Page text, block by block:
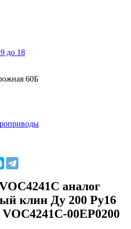
до 18
60Б
аналог
клин Ду 200 Ру16
00EP0200